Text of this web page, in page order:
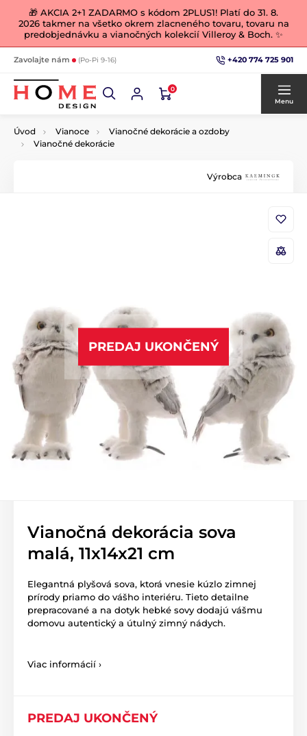
🎁 AKCIA 2+1 ZADARMO s kódom 2PLUS1! Platí do 31. 8.
2026 takmer na všetko okrem zlacneného tovaru, tovaru na
predobjednávku a vianočných kolekcií Villeroy & Boch. ✨
Zavolajte nám (Po-Pi 9-16) +420 774 725 901
0
Menu
Úvod Vianoce
Vianočné dekorácie a ozdoby
Vianočné dekorácie
Výrobca
PREDAJ UKONČENÝ
Vianočná dekorácia sova
malá, 11x14x21 cm
Elegantná plyšová sova, ktorá vnesie kúzlo zimnej
prírody priamo do vášho interiéru. Tieto detailne
prepracované a na dotyk hebké sovy dodajú vášmu
domovu autentický a útulný zimný nádych.
Viac informácií ›
PREDAJ UKONČENÝ